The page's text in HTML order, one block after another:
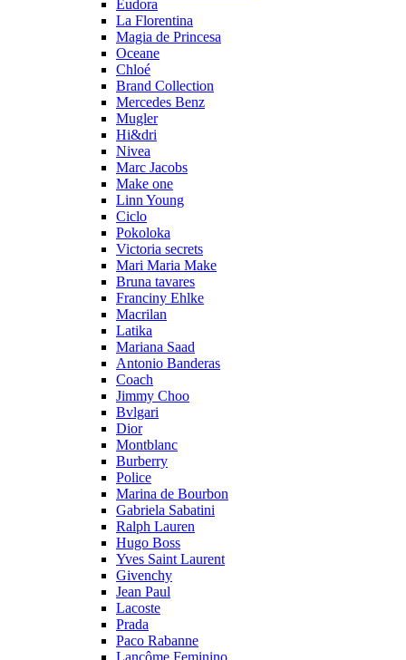
Eudora
La Florentina
Magia de Princesa
Oceane
Chloé
Brand Collection
Mercedes Benz
Mugler
Hi&dri
Nivea
Marc Jacobs
Make one
Linn Young
Ciclo
Pokoloka
Victoria secrets
Mari Maria Make
Bruna tavares
Franciny Ehlke
Macrilan
Latika
Mariana Saad
Antonio Banderas
Coach
Jimmy Choo
Bvlgari
Dior
Montblanc
Burberry
Police
Marina de Bourbon
Gabriela Sabatini
Ralph Lauren
Hugo Boss
Yves Saint Laurent
Givenchy
Jean Paul
Lacoste
Prada
Paco Rabanne
Lancôme Feminino